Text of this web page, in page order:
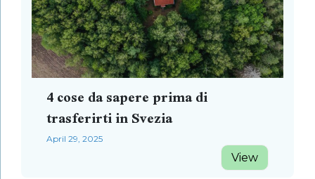
4 cose da sapere prima di
trasferirti in Svezia
April 29, 2025
View